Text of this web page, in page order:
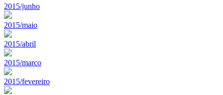
2015/junho
2015/maio
2015/abril
2015/marco
2015/fevereiro